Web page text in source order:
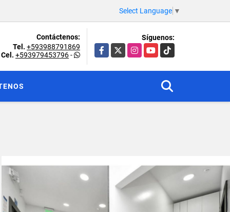
Select Language ▼
Contáctenos:
Tel. +593988791869
Cel. +593979453796-
Síguenos:
Facebook
X InstagramYouTubeTikTok